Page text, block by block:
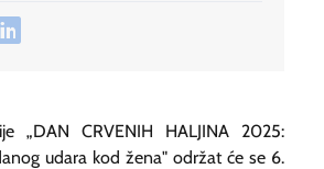
„DAN CRVENIH HALJINA 2025:
udara kod žena" održat će se 6.